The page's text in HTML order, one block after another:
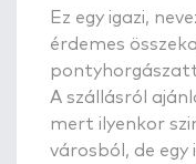
Ez egy igazi,
érdemes
A szállásról
mert ilyenkor
városból, de egy